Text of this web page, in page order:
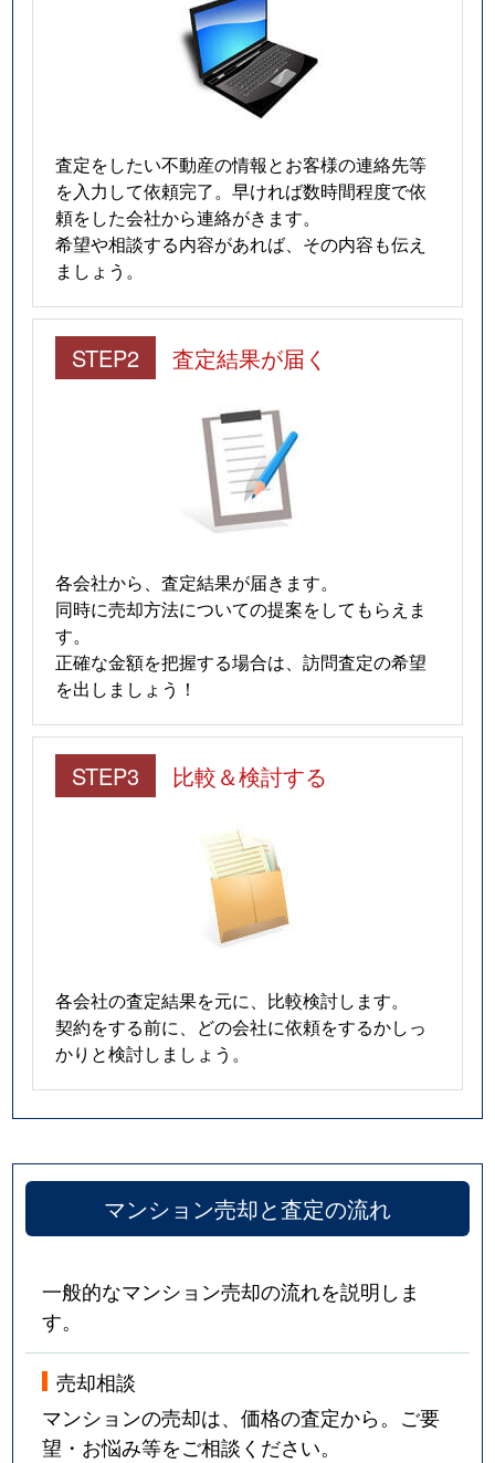
査定をしたい不動産の情報とお客様の連絡先等
を入力して依頼完了。早ければ数時間程度で依
頼をした会社から連絡がきます。
希望や相談する内容があれば、その内容も伝え
ましょう。
STEP2 査定結果が届く
各会社から、査定結果が届きます。
同時に売却方法についての提案をしてもらえま
す。
正確な金額を把握する場合は、訪問査定の希望
を出しましょう！
STEP3 比較＆検討する
各会社の査定結果を元に、比較検討します。
契約をする前に、どの会社に依頼をするかしっ
かりと検討しましょう。
マンション売却と査定の流れ
一般的なマンション売却の流れを説明しま
す。
売却相談
マンションの売却は、価格の査定から。ご要
望・お悩み等をご相談ください。